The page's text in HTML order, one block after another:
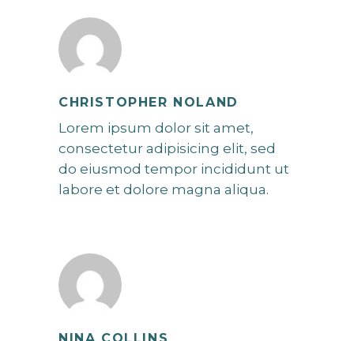
CHRISTOPHER NOLAND
Lorem ipsum dolor sit amet,
consectetur adipisicing elit, sed
do eiusmod tempor incididunt ut
labore et dolore magna aliqua.
NINA COLLINS